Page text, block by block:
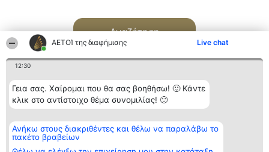
ΑΕΤΟΊ της διαφήμισης Live chat
12:30
Γεια σας. Χαίρομαι που θα σας βοηθήσω! 🙂 Κάντε
κλικ στο αντίστοιχο θέμα συνομιλίας! 🙂
Ανήκω στους διακριθέντες και θέλω να παραλάβω το
πακέτο βραβείων
Αναζήτηση
Διοργανωτής της
κατάταξης
BEAUTIFUL COMPANY
Κατάταξη
Διακριθέντες
των
Επικοινωνία
Επικοινωνία